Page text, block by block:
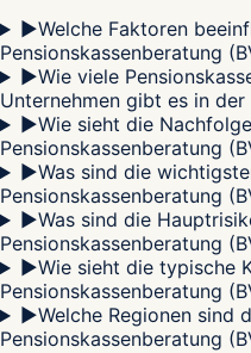
▶Welche Faktoren
Pensionskassenberatung
▶Wie viele
Unternehmen gibt es in der
▶Wie sieht die
Pensionskassenberatung
▶Was sind die
Pensionskassenberatung
▶Was sind die
Pensionskassenberatung
▶Wie sieht die typische
Pensionskassenberatung
▶Welche Regionen sind
Pensionskassenberatung